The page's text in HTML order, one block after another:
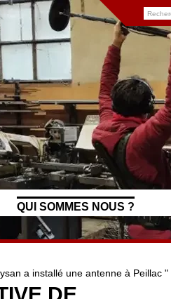
QUI SOMMES NOUS ?
a installé une antenne à Peillac "